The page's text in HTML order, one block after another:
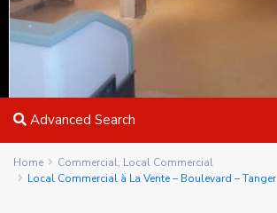
Advanced Search
Home Commercial, Local Commercial
Local Commercial à La Vente – Boulevard – Tanger